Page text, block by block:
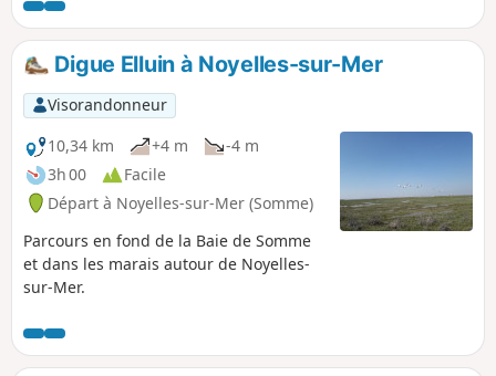
Digue Elluin à Noyelles-sur-Mer
Visorandonneur
10,34 km
+4 m
-4 m
3h 00
Facile
Départ à Noyelles-sur-Mer (Somme)
Parcours en fond de la Baie de Somme
et dans les marais autour de Noyelles-
sur-Mer.